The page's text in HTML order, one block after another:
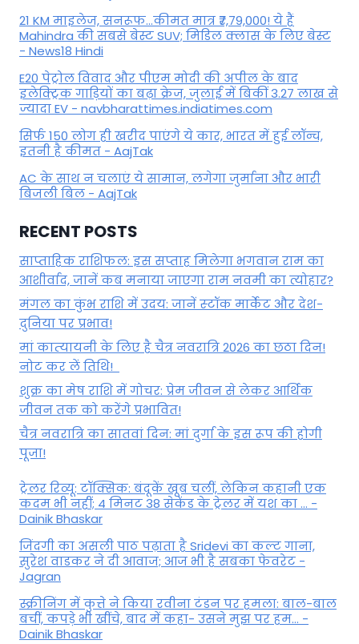
21 KM माइलेज, सनरूफ...कीमत मात्र ₹7,79,000! ये हैं
Mahindra की सबसे बेस्ट SUV; मिडिल क्लास के लिए बेस्ट
- News18 Hindi
E20 पेट्रोल विवाद और पीएम मोदी की अपील के बाद
इलेक्ट्रिक गाड़ियों का बढ़ा क्रेज, जुलाई में बिकीं 3.27 लाख से
ज्यादा EV - navbharattimes.indiatimes.com
सिर्फ 150 लोग ही खरीद पाएंगे ये कार, भारत में हुई लॉन्च,
इतनी है कीमत - AajTak
AC के साथ न चलाएं ये सामान, लगेगा जुर्माना और भारी
बिजली बिल - AajTak
RECENT POSTS
साप्ताहिक राशिफल: इस सप्ताह मिलेगा भगवान राम का
आशीर्वाद, जानें कब मनाया जाएगा राम नवमी का त्योहार?
मंगल का कुंभ राशि में उदय: जानें स्‍टॉक मार्केट और देश-
दुनिया पर प्रभाव!
मां कात्‍यायनी के लिए है चैत्र नवरात्रि 2026 का छठा दिन!
नोट कर लें तिथि!
शुक्र का मेष राशि में गोचर: प्रेम जीवन से लेकर आर्थिक
जीवन तक को करेंगे प्रभावित!
चैत्र नवरात्रि का सातवां दिन: मां दुर्गा के इस रूप की होगी
पूजा!
ट्रेलर रिव्यू: टॉक्सिक: बंदूकें खूब चलीं, लेकिन कहानी एक
कदम भी नहीं; 4 मिनट 38 सेकेंड के ट्रेलर में यश का ... -
Dainik Bhaskar
जिंदगी का असली पाठ पढ़ाता है Sridevi का कल्ट गाना,
सुरेश वाडकर ने दी आवाज; आज भी है सबका फेवरेट -
Jagran
स्क्रीनिंग में कुत्ते ने किया रवीना टंडन पर हमला: बाल-बाल
बचीं, कपड़े भी खींचे, बाद में कहा- उसने मुझ पर हम... -
Dainik Bhaskar